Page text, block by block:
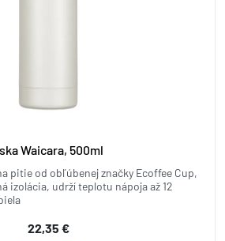
Waicara, 500ml
pitie od obľúbenej značky Ecoffee Cup,
izolácia, udrží teplotu nápoja až 12
22,35 €